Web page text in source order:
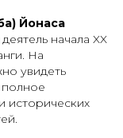
Йонаса
начала XX
На
увидеть
исторических